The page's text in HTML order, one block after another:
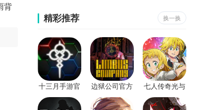
背
精彩推荐 换一换
十三月手游官
方版
边狱公司官方
版
七人传奇光与
暗之交战日服